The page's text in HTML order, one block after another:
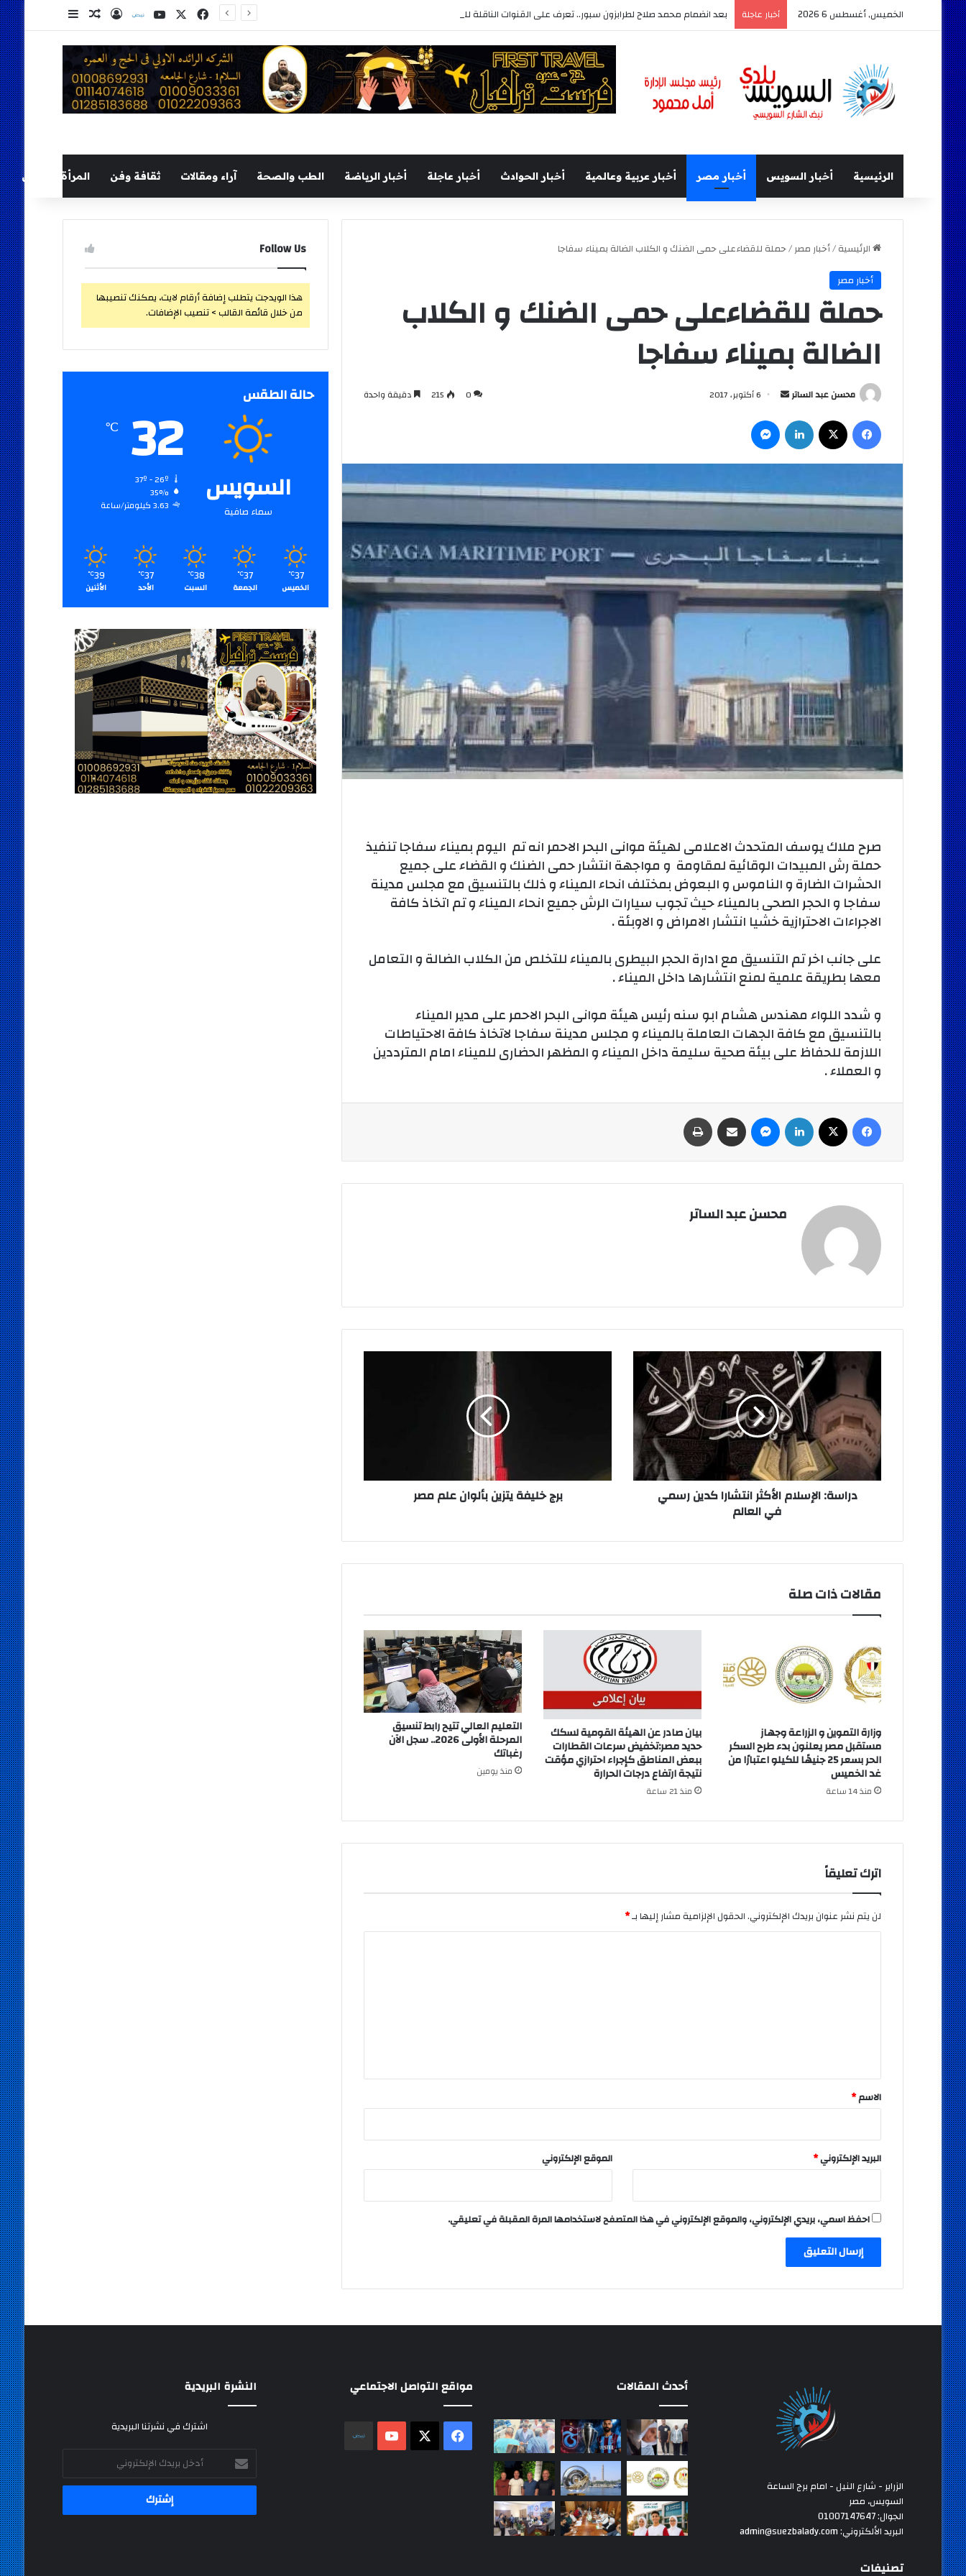
الخميس, أغسطس 6 2026 أخبار عاجلة بعد انضمام محمد صلاح لطرابزون سبور.. تعرف على القنوات الناقلة للدوري التركي فيسبوك
‫X
‫YouTube
نلضتسجيل الدخول
مقال عشوائي
إضافة عمود
الرئيسية أخبار السويس أخبار مصر أخبار عربية وعالمية أخبار الحوادث أخبار عاجلة أخبار الرياضة الطب والصحة آراء ومقالات ثقافة وفن المرأة والطفل
الرئيسية/أخبار مصر/حملة للقضاءعلى حمى الضنك و الكلاب الضالة بميناء سفاجا
أخبار مصر
حملة للقضاءعلى حمى الضنك و الكلاب
الضالة بميناء سفاجا
محسن عبد الساتر
أرسل
إلكترونيا
6 أكتوبر، 2017 0
215 دقيقة واحدة
فيسبوك لينكدإن
صرح ملاك يوسف المتحدث الاعلامى لهيئة موانى البحر الاحمر انه تم اليوم بميناء سفاجا تنفيذ
حملة رش المبيدات الوقائية لمقاومة و مواجهة انتشار حمى الضنك و القضاء على جميع
الحشرات الضارة و الناموس و البعوض بمختلف انحاء الميناء و ذلك بالتنسيق مع مجلس مدينة
سفاجا و الحجر الصحى بالميناء حيث تجوب سيارات الرش جميع انحاء الميناء و تم اتخاذ كافة
الاجراءات الاحترازية خشيا انتشار الامراض و الاوبئة .
على جانب اخر تم التنسيق مع ادارة الحجر البيطرى بالميناء للتخلص من الكلاب الضالة و التعامل
معها بطريقة علمية لمنع انتشارها داخل الميناء .
و شدد اللواء مهندس هشام ابو سنه رئيس هيئة موانى البحر الاحمر على مدير الميناء
بالتنسيق مع كافة الجهات العاملة بالميناء و مجلس مدينة سفاجا لاتخاذ كافة الاحتياطات
اللازمة للحفاظ على بيئة صحية سليمة داخل الميناء و المظهر الحضارى للميناء امام المترددين
و العملاء .
فيسبوك لينكدإن ماسنجر مشاركة عبر البريد
محسن عبد الساتر
الإسلام
انتشارا
كدين
رسمي
في
العالم
دراسة: الإسلام الأكثر انتشارا كدين رسمي
في العالم
برج خليفة يتزين بألوان علم مصر
مقالات ذات صلة
وزارة التموين و الزراعة وجهاز
مستقبل مصر يعلنون بدء طرح السكر
الحر بسعر 25 جنيهًا للكيلو اعتبارًا من
غد الخميس
منذ 14 ساعة
بيان صادر عن الهيئة القومية لسكك
حديد مصر:تخفيض سرعات القطارات
ببعض المناطق كإجراء احترازي مؤقت
نتيجة ارتفاع درجات الحرارة
منذ 21 ساعة
التعليم العالي تتيح رابط تنسيق
المرحلة الأولى 2026.. سجل الآن
رغباتك
منذ يومين
اترك تعليقاً
لن يتم نشر عنوان بريدك الإلكتروني.الحقول الإلزامية مشار إليها بـ*
*
الاسم*
البريد الإلكتروني* الموقع الإلكتروني
احفظ اسمي، بريدي الإلكتروني، والموقع الإلكتروني في هذا المتصفح لاستخدامها المرة المقبلة في تعليقي.
Follow Us
هذا الويدجت يتطلب إضافة أرقام لايت، يمكنك تنصيبها
من خلال قائمة القالب > تنصيب الإضافات.
حالة الطقس
السويس
سماء صافية
32
℃
35%
3.63 كيلومتر/ساعة
37
℃
الخميس
37
℃
الجمعة
38
℃
السبت
37
℃
الأحد
39
℃
الأثنين
الزراير - شارع النيل - امام برج الساعة
السويس، مصر
الجوال: 01007147647
البريد الألكتروني: admin@suezbalady.com
تصنيفات
أحدث المقالات مواقع التواصل الاجتماعي
فيسبوك
‫X
‫YouTube
النشرة البريدية
اشترك في نشرتنا البريدية
أدخل
بريدك
الإلكتروني